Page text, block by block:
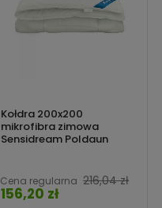
Kołdra 200x200
mikrofibra zimowa
Sensidream Poldaun
Cena regularna 216,04 zł
Cena
156,20 zł